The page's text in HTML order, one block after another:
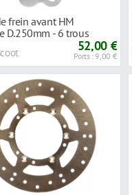
frein avant HM
D.250mm - 6 trous
52,00 €
Ports : 9,00 €